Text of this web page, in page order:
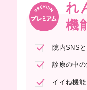
れ
機
院内SNS
診療の中
イイね機